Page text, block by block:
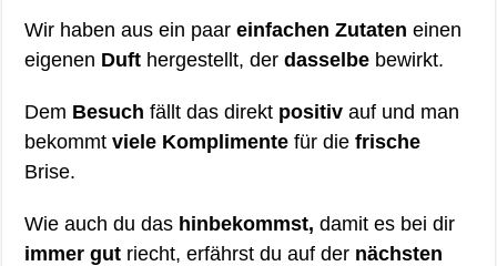
Wir haben aus ein paareinfachen Zutaten einen
eigenen Duft hergestellt, derdasselbe bewirkt.
Dem Besuch fällt das direkt positiv auf und man
bekommtviele Komplimente für diefrische
Brise.
Wie auch du das hinbekommst, damit es bei dir
immer gut riecht, erfährst du auf der nächsten